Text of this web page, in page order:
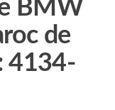
BMW
de
4134-